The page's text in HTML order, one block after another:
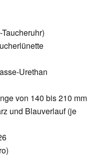
Urethan
von 140 bis 210 mm
und Blauverlauf (je